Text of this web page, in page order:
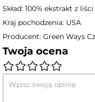
Skład: 100% ekstrakt z
Kraj pochodzenia: USA
Producent: Green Ways
Twoja ocena